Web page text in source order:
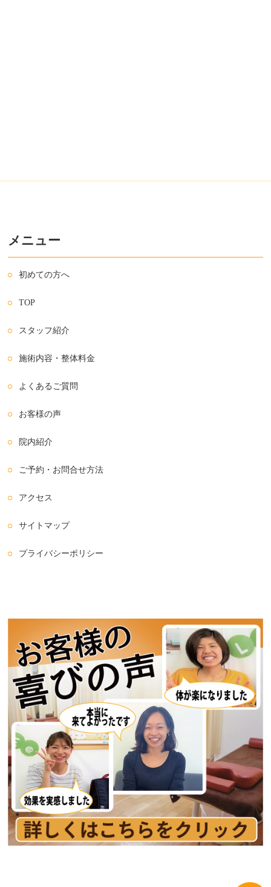
メニュー
初めての方へ
TOP
スタッフ紹介
施術内容・整体料金
よくあるご質問
お客様の声
院内紹介
ご予約・お問合せ方法
アクセス
サイトマップ
プライバシーポリシー